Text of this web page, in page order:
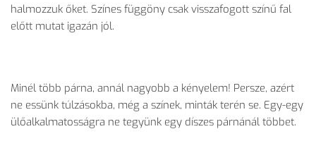
halmozzuk őket. Színes függöny csak visszafogott színű fal
előtt mutat igazán jól.
Minél több párna, annál nagyobb a kényelem! Persze, azért
ne essünk túlzásokba, még a színek, minták terén se. Egy-egy
ülőalkalmatosságra ne tegyünk egy díszes párnánál többet.